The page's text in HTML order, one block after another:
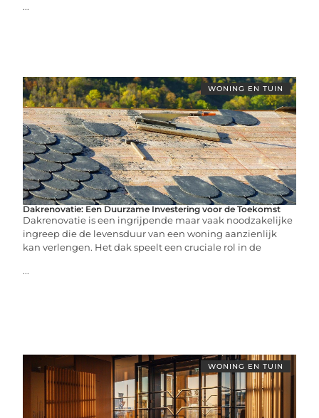
...
WONING EN TUIN
Dakrenovatie: Een Duurzame Investering voor de Toekomst
Dakrenovatie is een ingrijpende maar vaak noodzakelijke
ingreep die de levensduur van een woning aanzienlijk
kan verlengen. Het dak speelt een cruciale rol in de
...
WONING EN TUIN